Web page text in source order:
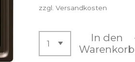
zzgl. Versandkosten
In den
Warenkorb